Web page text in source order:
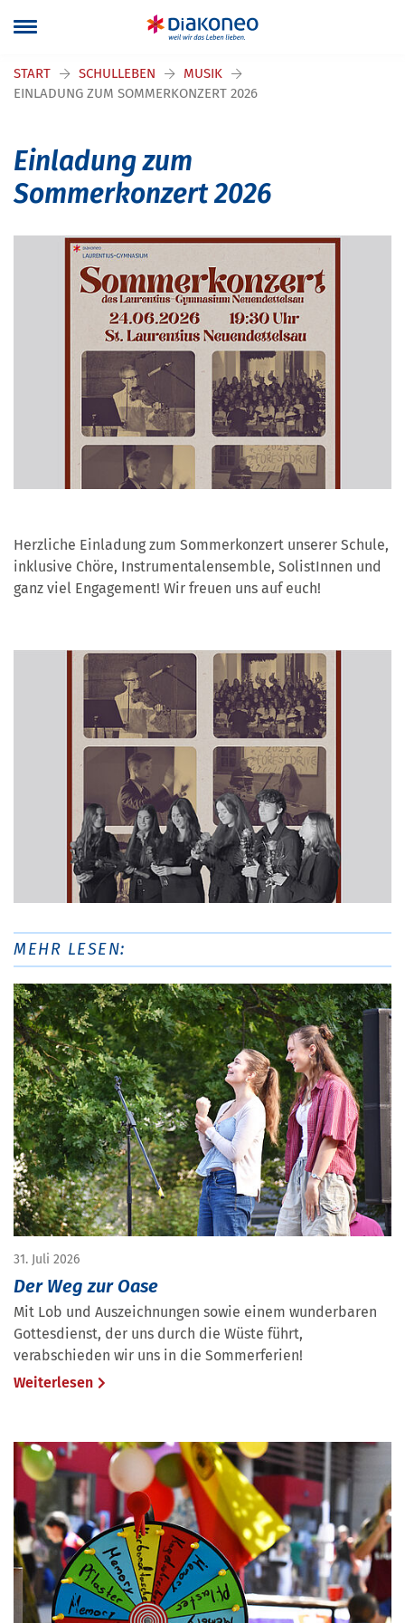
START SCHULLEBEN
MUSIK
EINLADUNG ZUM SOMMERKONZERT 2026
Einladung zum
Sommerkonzert 2026
Herzliche Einladung zum Sommerkonzert unserer Schule,
inklusive Chöre, Instrumentalensemble, SolistInnen und
ganz viel Engagement! Wir freuen uns auf euch!
MEHR LESEN:
31. Juli 2026
Der Weg zur Oase
Mit Lob und Auszeichnungen sowie einem wunderbaren
Gottesdienst, der uns durch die Wüste führt,
verabschieden wir uns in die Sommerferien!
Weiterlesen